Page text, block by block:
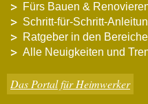
Fürs Bauen &
Schritt-für-Schritt-
Ratgeber in den
Alle Neuigkeiten und
Das Portal für Heimwerker